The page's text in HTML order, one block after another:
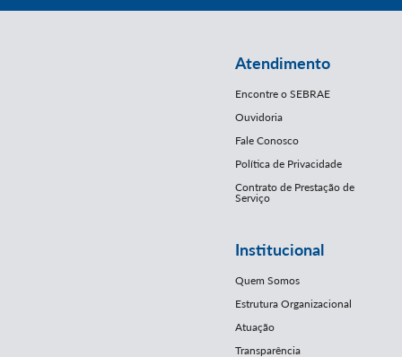
Atendimento
Encontre o SEBRAE
Ouvidoria
Fale Conosco
Política de Privacidade
Contrato de Prestação de
Serviço
Institucional
Quem Somos
Estrutura Organizacional
Atuação
Transparência